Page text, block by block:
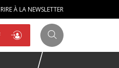
À LA NEWSLETTER